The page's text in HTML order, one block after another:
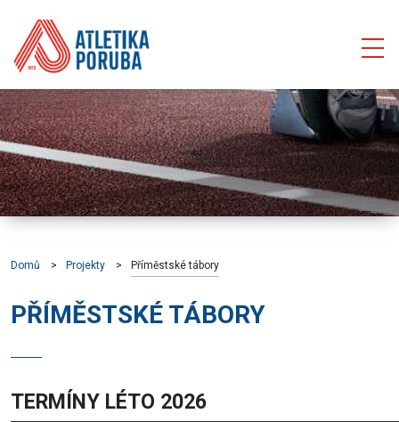
Domů Projekty Příměstské tábory
PŘÍMĚSTSKÉ TÁBORY
TERMÍNY LÉTO 2026